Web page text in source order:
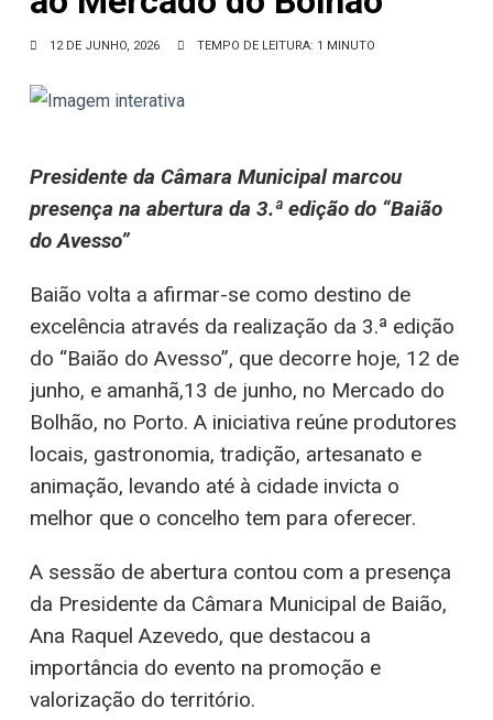
12 DE JUNHO, 2026 TEMPO DE LEITURA: 1 MINUTO
Presidente da Câmara Municipal marcou
presença na abertura da 3.ª edição do “Baião
do Avesso”
Baião volta a afirmar-se como destino de
excelência através da realização da 3.ª edição
do “Baião do Avesso”, que decorre hoje, 12 de
junho, e amanhã,13 de junho, no Mercado do
Bolhão, no Porto. A iniciativa reúne produtores
locais, gastronomia, tradição, artesanato e
animação, levando até à cidade invicta o
melhor que o concelho tem para oferecer.
A sessão de abertura contou com a presença
da Presidente da Câmara Municipal de Baião,
Ana Raquel Azevedo, que destacou a
importância do evento na promoção e
valorização do território.